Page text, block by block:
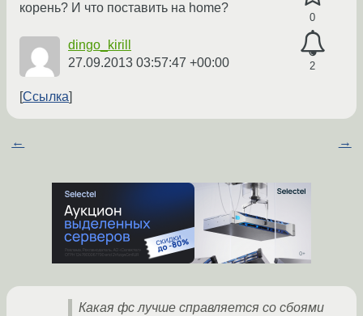
0
2
корень? И что поставить на home?
dingo_kirill
27.09.2013 03:57:47 +00:00
Ссылка
← →
Какая фс лучше справляется со сбоями